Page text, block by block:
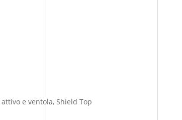
e ventola, Shield Top